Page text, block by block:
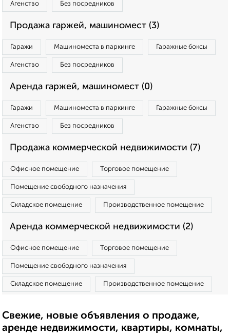
Агенство Без посредников
Продажа гаржей, машиномест (3)
Гаражи Машиноместа в паркинге Гаражные боксы
Агенство Без посредников
Аренда гаржей, машиномест (0)
Гаражи Машиноместа в паркинге Гаражные боксы
Агенство Без посредников
Продажа коммерческой недвижимости (7)
Офисное помещение Торговое помещение
Помещение свободного назначения
Складское помещение Производственное помещение
Аренда коммерческой недвижимости (2)
Офисное помещение Торговое помещение
Помещение свободного назначения
Складское помещение Производственное помещение
Свежие, новые объявления о продаже,
аренде недвижимости, квартиры, комнаты,